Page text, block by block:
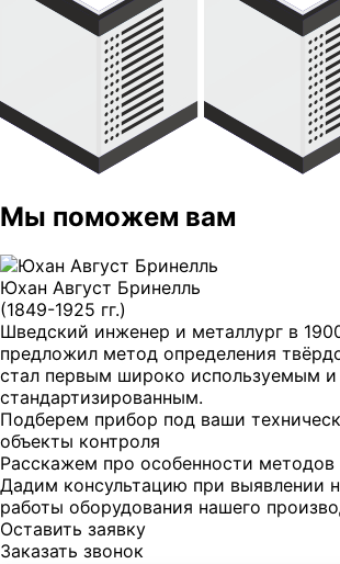
Контроль толщины
Контроль толщины
покрытий
Толщиномеры Дефектоскопы
Сортировка металлов по маркам
Сортировка металлов по маркам
Коэрцитиметры Толщиномеры
лаборатория
В производственном цеху
Оперативный контроль готовых
Контроль оборудования в
Контроль качества сварки
На трубопроводах
Поиск дефектов под слоем
зачистки
Наши клиенты
Мы поможем вам
Юхан Август Бринелль
(1849-1925 гг.)
Шведский инженер и металлург в
предложил метод определения
стал первым широко используемым и
стандартизированным.
Подберем прибор под ваши
объекты контроля
Расскажем про особенности методов
Дадим консультацию при выявлении
работы оборудования нашего
Оставить заявку
Заказать звонок